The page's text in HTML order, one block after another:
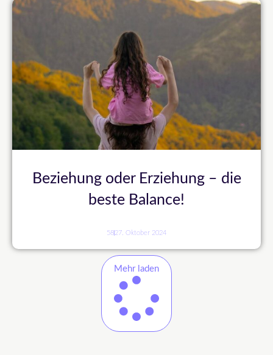
Beziehung oder Erziehung – die
beste Balance!
5827. Oktober 2024
Mehr laden